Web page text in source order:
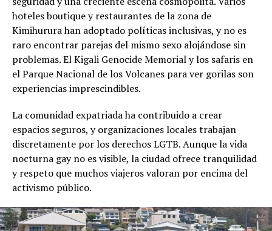
hoteles boutique y restaurantes de la zona de
Kimihurura han adoptado políticas inclusivas, y no es
raro encontrar parejas del mismo sexo alojándose sin
problemas. El Kigali Genocide Memorial y los safaris en
el Parque Nacional de los Volcanes para ver gorilas son
experiencias imprescindibles.
La comunidad expatriada ha contribuido a crear
espacios seguros, y organizaciones locales trabajan
discretamente por los derechos LGTB. Aunque la vida
nocturna gay no es visible, la ciudad ofrece tranquilidad
y respeto que muchos viajeros valoran por encima del
activismo público.